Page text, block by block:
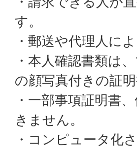
す。
・郵送や代理人に
・本人確認書類は
の顔写真付きの証
・一部事項証明書
きません。
・コンピュータ化